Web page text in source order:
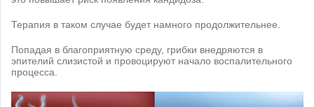
Терапия в таком случае будет намного продолжительнее.
Попадая в благоприятную среду, грибки внедряются в
эпителий слизистой и провоцируют начало воспалительного
процесса.